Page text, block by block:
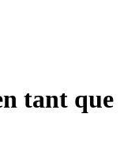
tant que